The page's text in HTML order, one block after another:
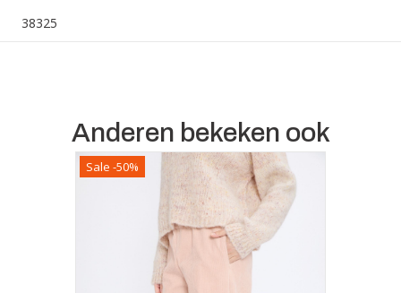
38325
Anderen bekeken ook
Sale -50%